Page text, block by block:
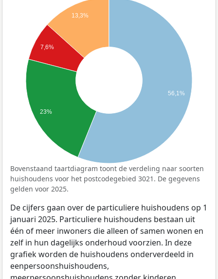
13,3%
7,6%
23%
56,1%
Bovenstaand taartdiagram toont de verdeling naar soorten
huishoudens voor het postcodegebied 3021. De gegevens
gelden voor 2025.
De cijfers gaan over de particuliere huishoudens op 1
januari 2025. Particuliere huishoudens bestaan uit
één of meer inwoners die alleen of samen wonen en
zelf in hun dagelijks onderhoud voorzien. In deze
grafiek worden de huishoudens onderverdeeld in
eenpersoonshuishoudens,